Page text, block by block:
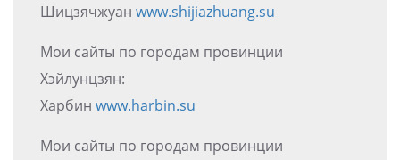
Шицзячжуан www.shijiazhuang.su
Мои сайты по городам провинции
Хэйлунцзян:
Харбин www.harbin.su
Мои сайты по городам провинции